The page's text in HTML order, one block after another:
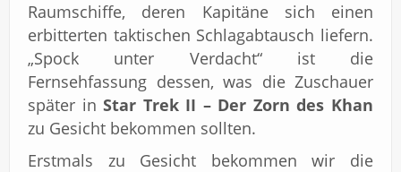
Raumschiffe, deren Kapitäne sich einen
erbitterten taktischen Schlagabtausch liefern.
„Spock unter Verdacht“ ist die
Fernsehfassung dessen, was die Zuschauer
später inStar Trek II – Der Zorn des Khan
zu Gesicht bekommen sollten.
Erstmals zu Gesicht bekommen wir die